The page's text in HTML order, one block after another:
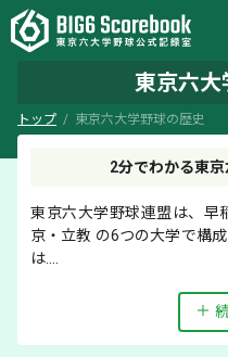
東京六大
トップ 東京六大学野球の歴史
2分でわかる東
東京六大学野球連盟は、早
京・立教 の6つの大学で構
は....